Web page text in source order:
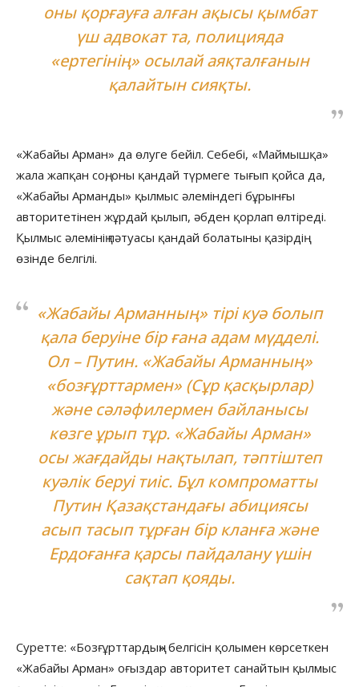
оны қорғауға алған ақысы қымбат
үш адвокат та, полицияда
«ертегінің» осылай аяқталғанын
қалайтын сияқты.
«Жабайы Арман» да өлуге бейіл. Себебі, «Маймышқа»
жала жапқан соң, оны қандай түрмеге тығып қойса да,
«Жабайы Арманды» қылмыс әлеміндегі бұрынғы
авторитетінен жұрдай қылып, әбден қорлап өлтіреді.
Қылмыс әлемінің пәтуасы қандай болатыны қазірдің
өзінде белгілі.
«Жабайы Арманның» тірі куә болып
қала беруіне бір ғана адам мүдделі.
Ол – Путин. «Жабайы Арманның»
«бозғұрттармен» (Сұр қасқырлар)
және сәләфилермен байланысы
көзге ұрып тұр. «Жабайы Арман»
осы жағдайды нақтылап, тәптіштеп
куәлік беруі тиіс. Бұл компроматты
Путин Қазақстандағы абициясы
асып тасып тұрған бір кланға және
Ердоғанға қарсы пайдалану үшін
сақтап қояды.
Суретте: «Бозғұрттардың» белгісін қолымен көрсеткен
«Жабайы Арман» оғыздар авторитет санайтын қылмыс